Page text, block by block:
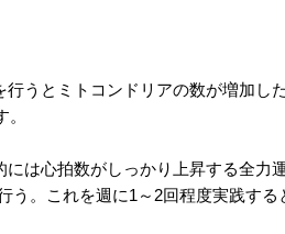
うとミトコンドリアの数が増加した
は心拍数がしっかり上昇する全力
う。これを週に1～2回程度実践する